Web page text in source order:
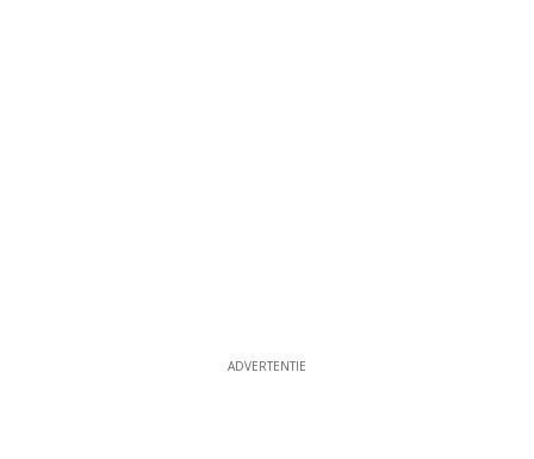
ADVERTENTIE